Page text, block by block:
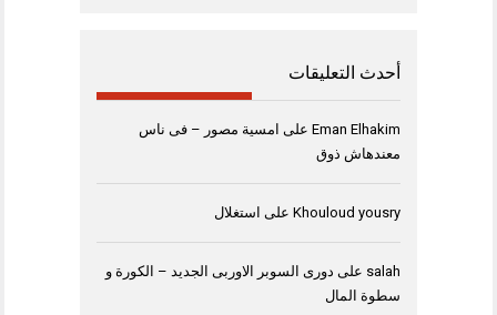
أحدث التعليقات
Eman Elhakim على امسية مصور – فى ناس
معندهاش ذوق
Khouloud yousry على استغلال
salah على دورى السوبر الاوربى الجديد – الكورة و
سطوة المال